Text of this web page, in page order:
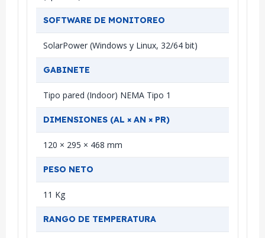
SOFTWARE DE MONITOREO
SolarPower (Windows y Linux, 32/64 bit)
GABINETE
Tipo pared (Indoor) NEMA Tipo 1
DIMENSIONES (AL × AN × PR)
120 × 295 × 468 mm
PESO NETO
11 Kg
RANGO DE TEMPERATURA